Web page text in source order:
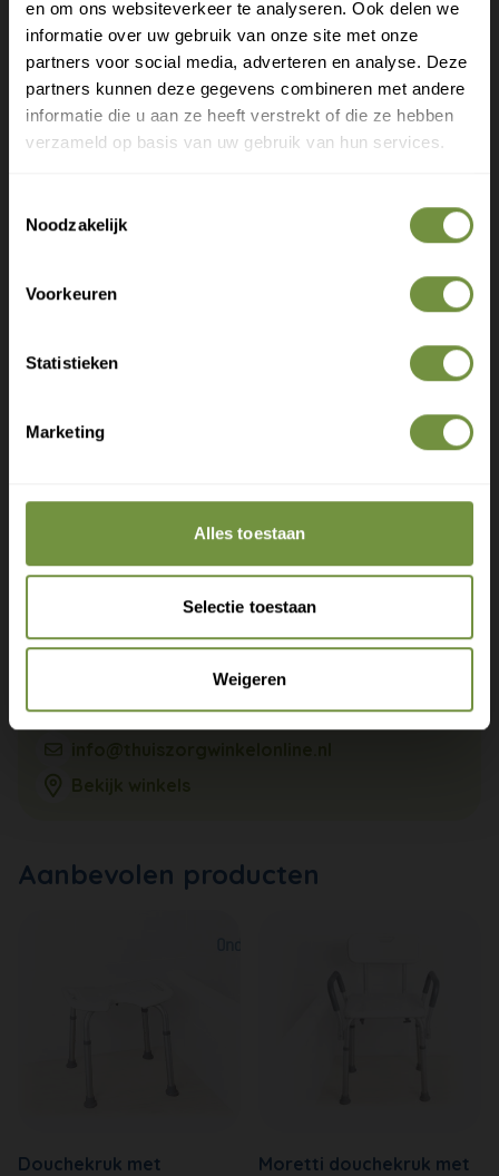
en om ons websiteverkeer te analyseren. Ook delen we
informatie over uw gebruik van onze site met onze
partners voor social media, adverteren en analyse. Deze
partners kunnen deze gegevens combineren met andere
informatie die u aan ze heeft verstrekt of die ze hebben
verzameld op basis van uw gebruik van hun services.
Noodzakelijk
Voorkeuren
Statistieken
Marketing
Alles toestaan
Selectie toestaan
Weigeren
Technische kenmerken:
Polyethylene zitting met handgrepen
Gelakt stalen frame
Afmeting lengte, 49 cm, breedte 38 cm, hoogte 47 cm
Afmeting zitting lengte 49 cm, breedte 29 cm
Heeft u een vraag of advies
+31 (0)20 760 47 20
Aanbevolen producten
Douchekruk met
Moretti douchekruk met
Laat je e-mail achter.
Meld je aan voor onze nieuwsbrief en
ontvang direct een gratis verzending
Deskundige tips over zorg en herstel